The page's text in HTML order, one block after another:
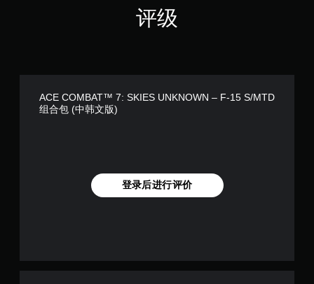
评级
ACE COMBAT™ 7: SKIES UNKNOWN – F-15 S/MTD
组合包 (中韩文版)
登录后进行评价